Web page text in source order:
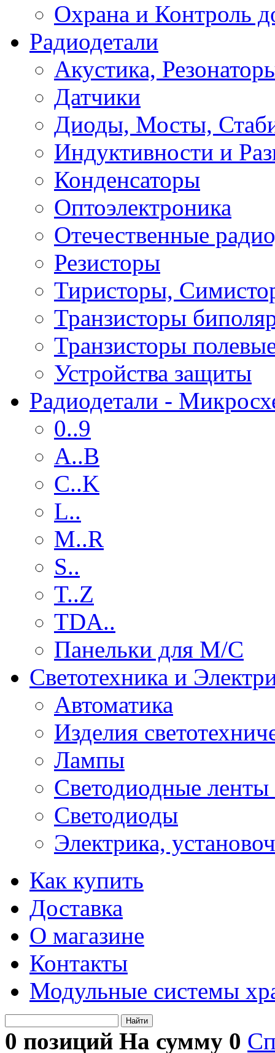
Охрана и Контроль
Радиодетали
Акустика,
Датчики
Диоды, Мосты,
Индуктивности и
Конденсаторы
Оптоэлектроника
Отечественные
Резисторы
Тиристоры,
Транзисторы
Транзисторы
Устройства защиты
Радиодетали -
0..9
A..B
C..K
L..
M..R
S..
T..Z
TDA..
Панельки для М/С
Светотехника и
Автоматика
Изделия
Лампы
Светодиодные
Светодиоды
Электрика,
Как купить
Доставка
О магазине
Контакты
Модульные системы
Найти
0 позиций На сумму 0